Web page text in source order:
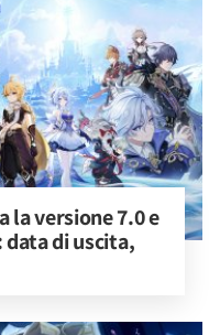
la versione 7.0 e
data di uscita,